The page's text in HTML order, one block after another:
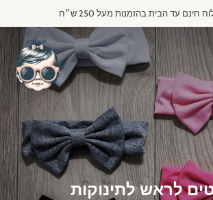
חינם עד הבית בהזמנות מעל 250 ש״ח
לראש לתינוקות